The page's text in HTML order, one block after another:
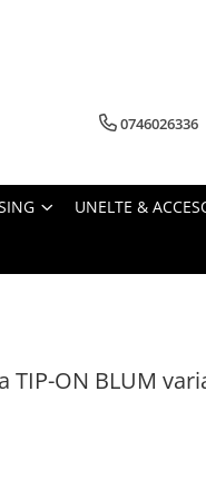
0746026336
UNELTE &
TIP-ON BLUM